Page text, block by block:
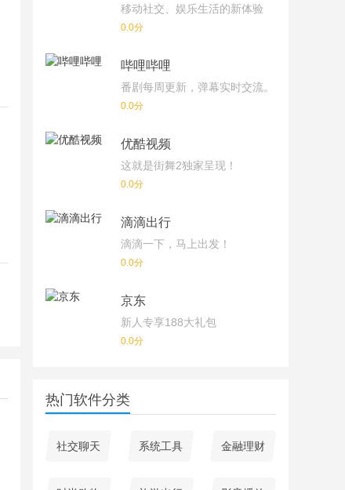
移动社交、娱乐生活的新体验
0.0分
哔哩哔哩
番剧每周更新，弹幕实时交流。
0.0分
优酷视频
这就是街舞2独家呈现！
0.0分
滴滴出行
滴滴一下，马上出发！
0.0分
京东
新人专享188大礼包
0.0分
热门软件分类
社交聊天 系统工具 金融理财